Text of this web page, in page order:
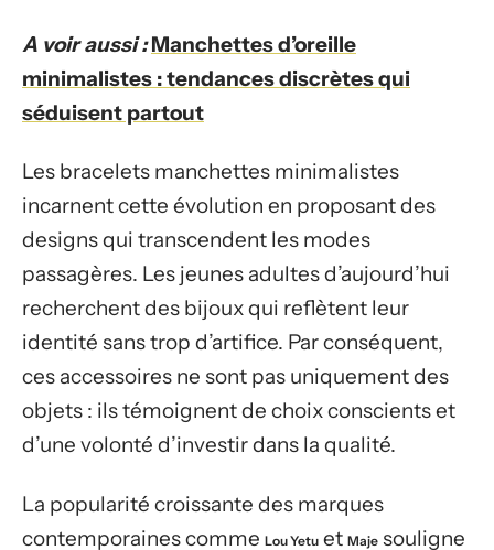
A voir aussi : Manchettes d’oreille
minimalistes : tendances discrètes qui
séduisent partout
Les bracelets manchettes minimalistes
incarnent cette évolution en proposant des
designs qui transcendent les modes
passagères. Les jeunes adultes d’aujourd’hui
recherchent des bijoux qui reflètent leur
identité sans trop d’artifice. Par conséquent,
ces accessoires ne sont pas uniquement des
objets : ils témoignent de choix conscients et
d’une volonté d’investir dans la qualité.
La popularité croissante des marques
contemporaines comme Lou Yetu et Maje souligne